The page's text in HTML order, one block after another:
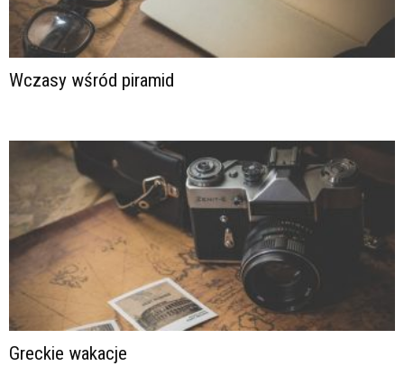
Wczasy wśród piramid
Greckie wakacje